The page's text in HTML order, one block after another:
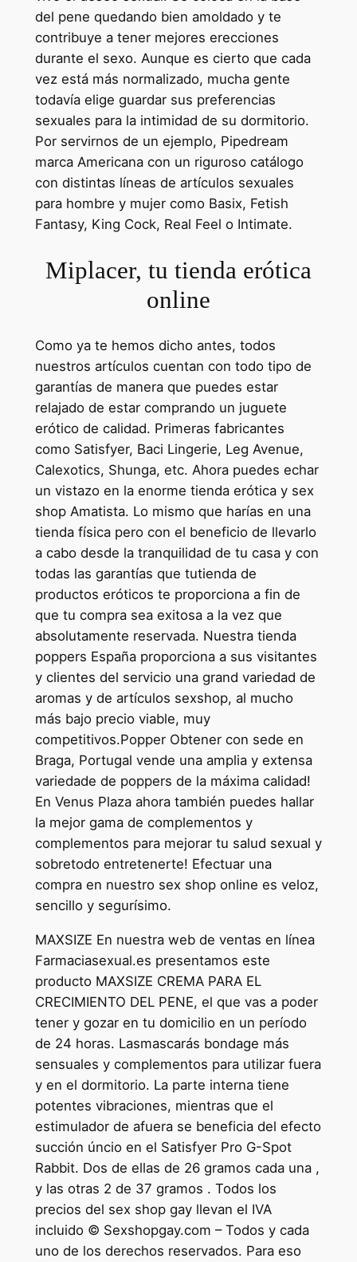
del pene quedando bien amoldado y te
contribuye a tener mejores erecciones
durante el sexo. Aunque es cierto que cada
vez está más normalizado, mucha gente
todavía elige guardar sus preferencias
sexuales para la intimidad de su dormitorio.
Por servirnos de un ejemplo, Pipedream
marca Americana con un riguroso catálogo
con distintas líneas de artículos sexuales
para hombre y mujer como Basix, Fetish
Fantasy, King Cock, Real Feel o Intimate.
Miplacer, tu tienda erótica
online
Como ya te hemos dicho antes, todos
nuestros artículos cuentan con todo tipo de
garantías de manera que puedes estar
relajado de estar comprando un juguete
erótico de calidad. Primeras fabricantes
como Satisfyer, Baci Lingerie, Leg Avenue,
Calexotics, Shunga, etc. Ahora puedes echar
un vistazo en la enorme tienda erótica y sex
shop Amatista. Lo mismo que harías en una
tienda física pero con el beneficio de llevarlo
a cabo desde la tranquilidad de tu casa y con
todas las garantías que tutienda de
productos eróticos te proporciona a fin de
que tu compra sea exitosa a la vez que
absolutamente reservada. Nuestra tienda
poppers España proporciona a sus visitantes
y clientes del servicio una grand variedad de
aromas y de artículos sexshop, al mucho
más bajo precio viable, muy
competitivos.Popper Obtener con sede en
Braga, Portugal vende una amplia y extensa
variedade de poppers de la máxima calidad!
En Venus Plaza ahora también puedes hallar
la mejor gama de complementos y
complementos para mejorar tu salud sexual y
sobretodo entretenerte! Efectuar una
compra en nuestro sex shop online es veloz,
sencillo y segurísimo.
MAXSIZE En nuestra web de ventas en línea
Farmaciasexual.es presentamos este
producto MAXSIZE CREMA PARA EL
CRECIMIENTO DEL PENE, el que vas a poder
tener y gozar en tu domicilio en un período
de 24 horas. Lasmascarás bondage más
sensuales y complementos para utilizar fuera
y en el dormitorio. La parte interna tiene
potentes vibraciones, mientras que el
estimulador de afuera se beneficia del efecto
succión úncio en el Satisfyer Pro G-Spot
Rabbit. Dos de ellas de 26 gramos cada una ,
y las otras 2 de 37 gramos . Todos los
precios del sex shop gay llevan el IVA
incluido © Sexshopgay.com – Todos y cada
uno de los derechos reservados. Para eso